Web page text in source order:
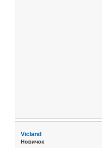
Vicland
Новичок